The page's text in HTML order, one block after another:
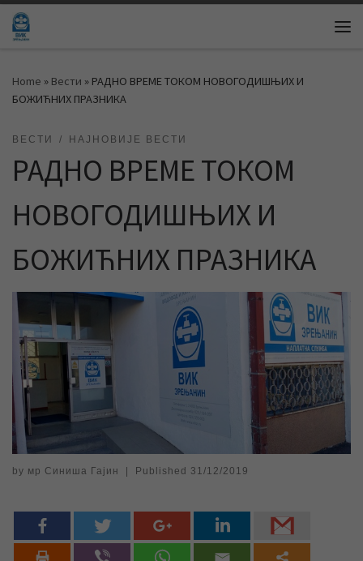
Skip to content
Home » Вести » РАДНО ВРЕМЕ ТОКОМ НОВОГОДИШЊИХ И
БОЖИЋНИХ ПРАЗНИКА
ВЕСТИ НАЈНОВИЈЕ ВЕСТИ
РАДНО ВРЕМЕ ТОКОМ
НОВОГОДИШЊИХ И
БОЖИЋНИХ ПРАЗНИКА
by мр Синиша Гајин Published 31/12/2019